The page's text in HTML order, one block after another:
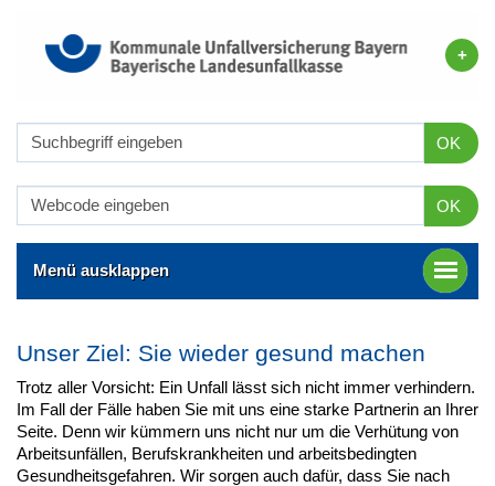
OK
OK
Menü ausklappen
Unser Ziel: Sie wieder gesund machen
Trotz aller Vorsicht: Ein Unfall lässt sich nicht immer verhindern.
Im Fall der Fälle haben Sie mit uns eine starke Partnerin an Ihrer
Seite. Denn wir kümmern uns nicht nur um die Verhütung von
Arbeitsunfällen, Berufskrankheiten und arbeitsbedingten
Gesundheitsgefahren. Wir sorgen auch dafür, dass Sie nach